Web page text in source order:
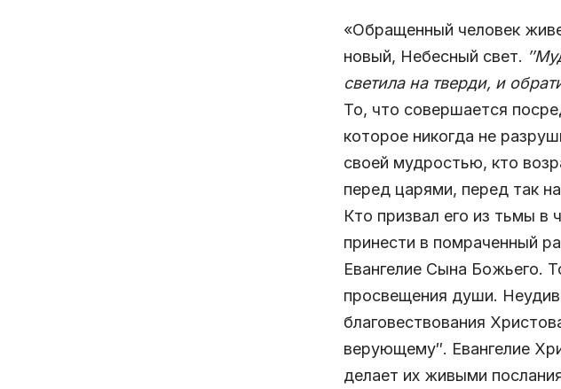
«Обращенный человек
новый, Небесный свет.
светила на тверди, и
То, что совершается
которое никогда не
своей мудростью, кто
перед царями, перед так
Кто призвал его из тьмы в
принести в помраченный
Евангелие Сына Божьего.
просвещения души.
благовествования
верующему″. Евангелие
делает их живыми